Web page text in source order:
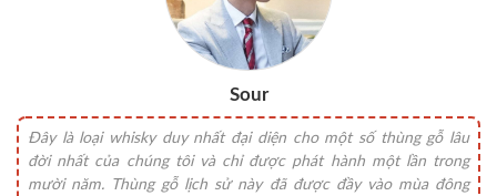
Sour
Đây là loại whisky duy nhất đại diện cho một số thùng gỗ lâu
đời nhất của chúng tôi và chỉ được phát hành một lần trong
mười năm. Thùng gỗ lịch sử này đã được đầy vào mùa đông